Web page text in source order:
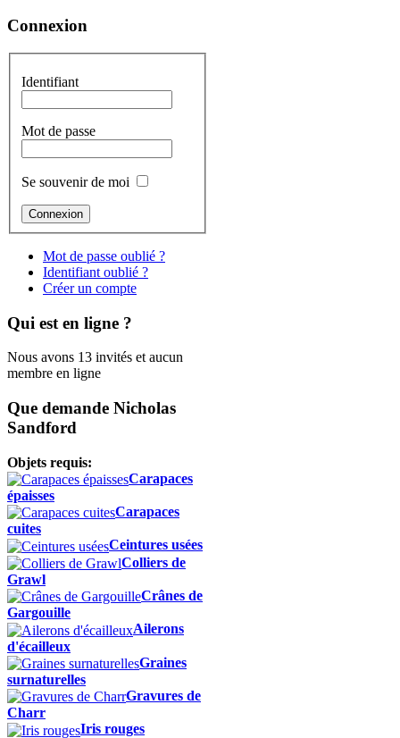
Connexion
Identifiant
Mot de passe
Se souvenir de moi
Mot de passe oublié ?
Identifiant oublié ?
Créer un compte
Qui est en ligne ?
Nous avons 13 invités et aucun
membre en ligne
Que demande Nicholas
Sandford
Objets requis:
Carapaces
épaisses
Carapaces
cuites
Ceintures usées
Colliers de
Grawl
Crânes de
Gargouille
Ailerons
d'écailleux
Graines
surnaturelles
Gravures de
Charr
Iris rouges